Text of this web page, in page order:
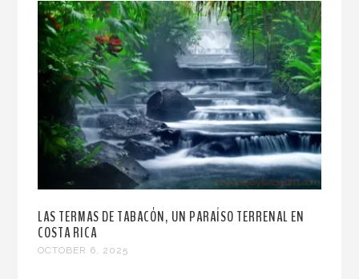
LAS TERMAS DE TABACÓN, UN PARAÍSO TERRENAL EN
COSTA RICA
OCTOBER 6, 2025